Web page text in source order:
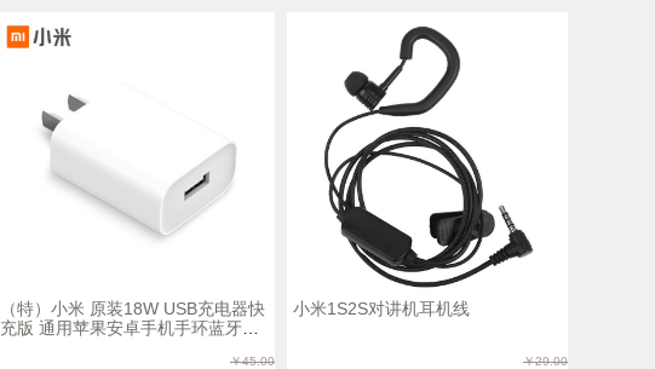
（特）小米 原装18W USB充电器快
充版 通用苹果安卓手机手环蓝牙耳
￥45.00
小米1S2S对讲机耳机线
￥29.00